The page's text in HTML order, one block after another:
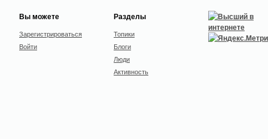
Вы можете
Зарегистрироваться
Войти
Разделы
Топики
Блоги
Люди
Активность